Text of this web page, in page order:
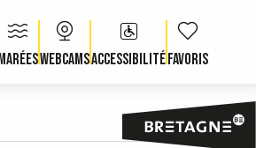
WebcamsAccessibilité Voir les